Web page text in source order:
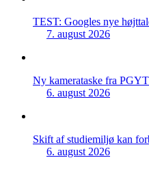
TEST: Googles nye
7. august 2026
Ny kamerataske fra
6. august 2026
Skift af studiemiljø kan
6. august 2026